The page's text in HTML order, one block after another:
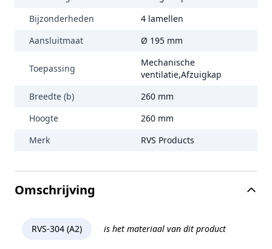
Bijzonderheden
4 lamellen
Aansluitmaat
Ø 195 mm
Toepassing
Mechanische
ventilatie,Afzuigkap
Breedte (b)
260 mm
Hoogte
260 mm
Merk
RVS Products
Omschrijving
RVS-304 (A2) is het materiaal van dit product